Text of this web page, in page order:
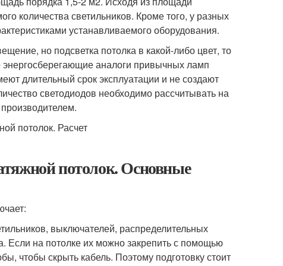
количества светильников. Кроме того, у разных
устанавливаемого оборудования.
но подсветка потолка в какой-либо цвет, то
аналоги привычных ламп
длительный срок эксплуатации и не создают
светодиодов необходимо рассчитывать на
потолок. Основные
выключателей, распределительных
Если на потолке их можно закрепить с помощью
чтобы скрыть кабель. Поэтому подготовку стоит